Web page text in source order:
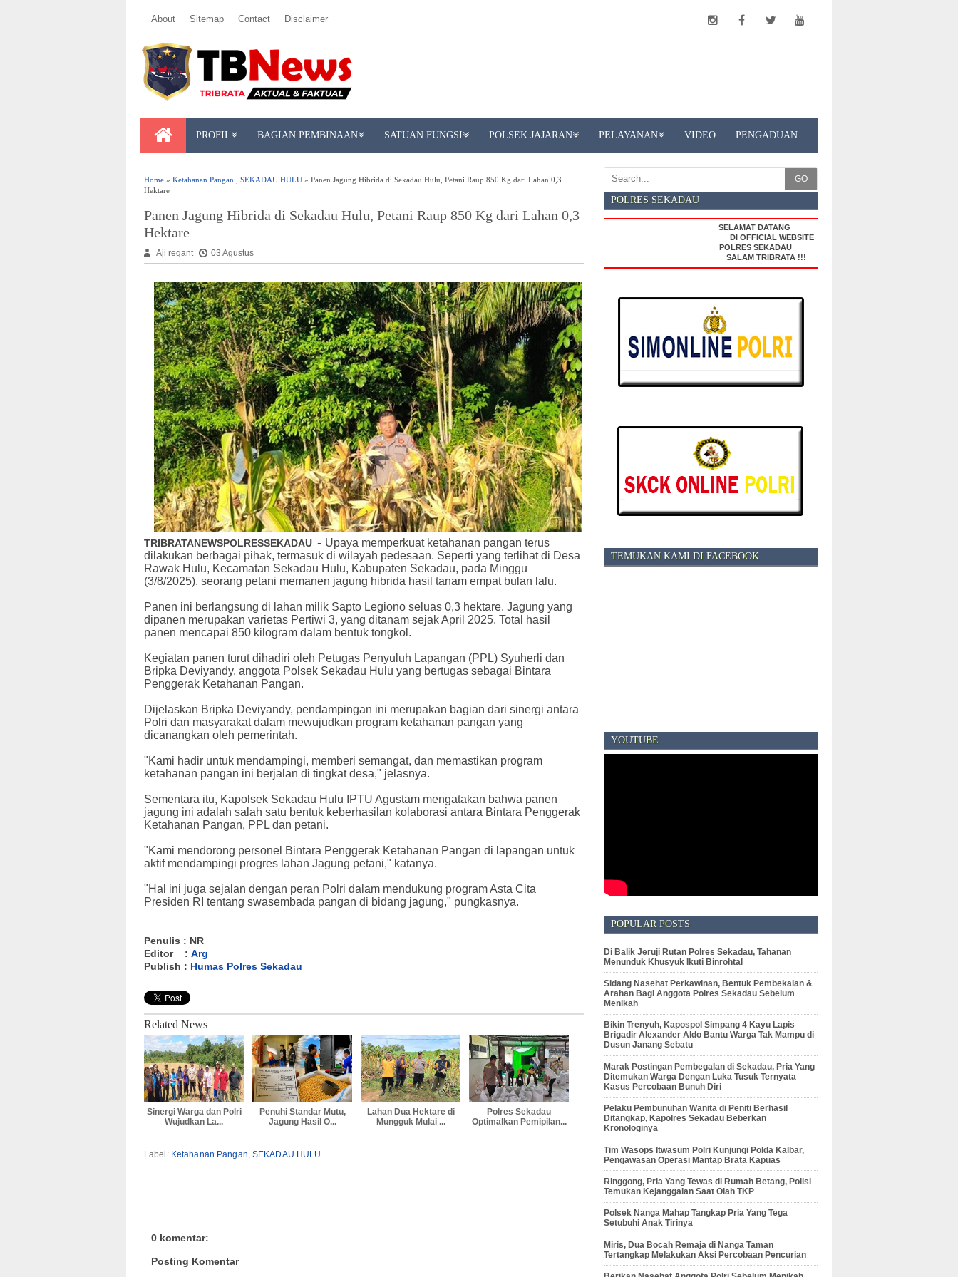
About Sitemap Contact Disclaimer
PROFIL BAGIAN PEMBINAAN SATUAN FUNGSI POLSEK JAJARAN PELAYANAN VIDEO PENGADUAN
Home » Ketahanan Pangan SEKADAU HULU » Panen Jagung Hibrida di Sekadau Hulu, Petani Raup 850 Kg dari Lahan 0,3
Hektare
Panen Jagung Hibrida di Sekadau Hulu, Petani Raup 850 Kg dari Lahan 0,3
Hektare
Aji regant 03 Agustus
TRIBRATANEWSPOLRESSEKADAU - Upaya memperkuat ketahanan pangan terus
dilakukan berbagai pihak, termasuk di wilayah pedesaan. Seperti yang terlihat di Desa
Rawak Hulu, Kecamatan Sekadau Hulu, Kabupaten Sekadau, pada Minggu
(3/8/2025), seorang petani memanen jagung hibrida hasil tanam empat bulan lalu.
Panen ini berlangsung di lahan milik Sapto Legiono seluas 0,3 hektare. Jagung yang
dipanen merupakan varietas Pertiwi 3, yang ditanam sejak April 2025. Total hasil
panen mencapai 850 kilogram dalam bentuk tongkol.
Kegiatan panen turut dihadiri oleh Petugas Penyuluh Lapangan (PPL) Syuherli dan
Bripka Deviyandy, anggota Polsek Sekadau Hulu yang bertugas sebagai Bintara
Penggerak Ketahanan Pangan.
Dijelaskan Bripka Deviyandy, pendampingan ini merupakan bagian dari sinergi antara
Polri dan masyarakat dalam mewujudkan program ketahanan pangan yang
dicanangkan oleh pemerintah.
"Kami hadir untuk mendampingi, memberi semangat, dan memastikan program
ketahanan pangan ini berjalan di tingkat desa," jelasnya.
Sementara itu, Kapolsek Sekadau Hulu IPTU Agustam mengatakan bahwa panen
jagung ini adalah salah satu bentuk keberhasilan kolaborasi antara Bintara Penggerak
Ketahanan Pangan, PPL dan petani.
"Kami mendorong personel Bintara Penggerak Ketahanan Pangan di lapangan untuk
aktif mendampingi progres lahan Jagung petani," katanya.
"Hal ini juga sejalan dengan peran Polri dalam mendukung program Asta Cita
Presiden RI tentang swasembada pangan di bidang jagung," pungkasnya.
Penulis : NR
Editor : Arg
Publish : Humas Polres Sekadau
Related News
Sinergi Warga dan Polri
Wujudkan La...
Penuhi Standar Mutu,
Jagung Hasil O...
Lahan Dua Hektare di
Mungguk Mulai ...
Polres Sekadau
Optimalkan Pemipilan...
Label: Ketahanan Pangan,SEKADAU HULU
0 komentar:
Posting Komentar
GO
POLRES SEKADAU
SELAMAT DATANG
DI OFFICIAL WEBSITE
POLRES SEKADAU
SALAM TRIBRATA !!!
TEMUKAN KAMI DI FACEBOOK
YOUTUBE
POPULAR POSTS
Di Balik Jeruji Rutan Polres Sekadau, Tahanan
Menunduk Khusyuk Ikuti Binrohtal
Sidang Nasehat Perkawinan, Bentuk Pembekalan &
Arahan Bagi Anggota Polres Sekadau Sebelum
Menikah
Bikin Trenyuh, Kapospol Simpang 4 Kayu Lapis
Brigadir Alexander Aldo Bantu Warga Tak Mampu di
Dusun Janang Sebatu
Marak Postingan Pembegalan di Sekadau, Pria Yang
Ditemukan Warga Dengan Luka Tusuk Ternyata
Kasus Percobaan Bunuh Diri
Pelaku Pembunuhan Wanita di Peniti Berhasil
Ditangkap, Kapolres Sekadau Beberkan
Kronologinya
Tim Wasops Itwasum Polri Kunjungi Polda Kalbar,
Pengawasan Operasi Mantap Brata Kapuas
Ringgong, Pria Yang Tewas di Rumah Betang, Polisi
Temukan Kejanggalan Saat Olah TKP
Polsek Nanga Mahap Tangkap Pria Yang Tega
Setubuhi Anak Tirinya
Miris, Dua Bocah Remaja di Nanga Taman
Tertangkap Melakukan Aksi Percobaan Pencurian